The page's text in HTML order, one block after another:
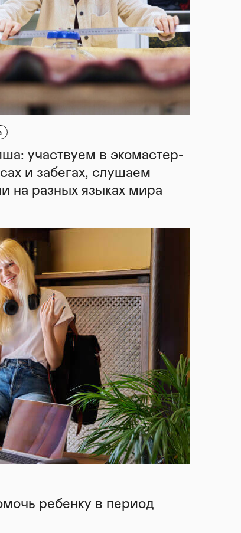
участвуем в экомастер-
и забегах, слушаем
на разных языках мира
ребенку в период